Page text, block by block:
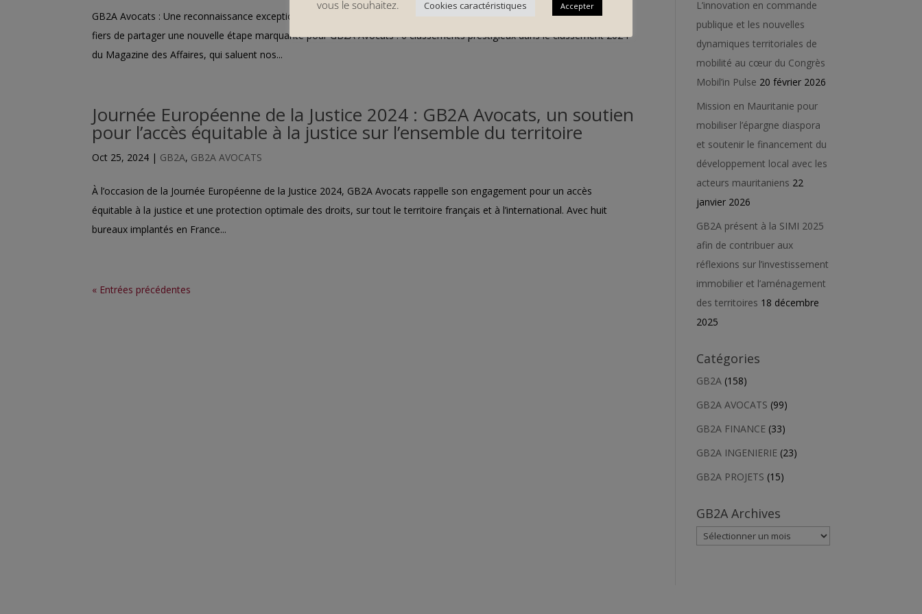
GB2A Avocats : Une reconnaissance exceptionnelle dans le classement 2024 du Magazine des Affaires Nous sommes
fiers de partager une nouvelle étape marquante pour GB2A Avocats : 6 classements prestigieux dans le classement 2024
du Magazine des Affaires, qui saluent nos...
Journée Européenne de la Justice 2024 : GB2A Avocats, un soutien
pour l’accès équitable à la justice sur l’ensemble du territoire
Oct 25, 2024 | GB2A, GB2A AVOCATS
À l’occasion de la Journée Européenne de la Justice 2024, GB2A Avocats rappelle son engagement pour un accès
équitable à la justice et une protection optimale des droits, sur tout le territoire français et à l’international. Avec huit
bureaux implantés en France...
« Entrées précédentes
L’innovation en commande
publique et les nouvelles
dynamiques territoriales de
mobilité au cœur du Congrès
Mobil’in Pulse 20 février 2026
Mission en Mauritanie pour
mobiliser l’épargne diaspora
et soutenir le financement du
développement local avec les
acteurs mauritaniens 22
janvier 2026
GB2A présent à la SIMI 2025
afin de contribuer aux
réflexions sur l’investissement
immobilier et l’aménagement
des territoires 18 décembre
2025
Catégories
GB2A (158)
GB2A AVOCATS (99)
GB2A FINANCE (33)
GB2A INGENIERIE (23)
GB2A PROJETS (15)
GB2A Archives
GB2A
vous le souhaitez.
Cookies caractéristiques Accepter